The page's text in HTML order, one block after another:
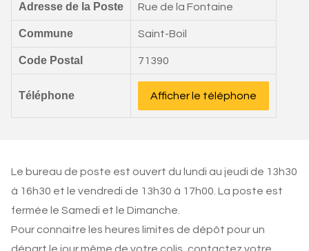
Adresse de la Poste Rue de la Fontaine
Commune Saint-Boil
Code Postal 71390
Téléphone Afficher le téléphone
Le bureau de poste est ouvert du lundi au jeudi de 13h30
à 16h30 et le vendredi de 13h30 à 17h00. La poste est
fermée le Samedi et le Dimanche.
Pour connaitre les heures limites de dépôt pour un